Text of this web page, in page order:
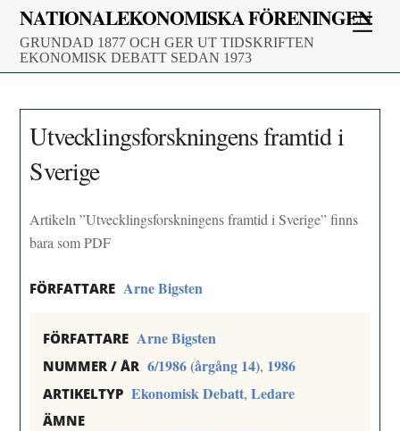
Skip
content
NATIONALEKONOMISKA FÖRENINGEN
GRUNDAD 1877 OCH GER UT TIDSKRIFTEN
EKONOMISK DEBATT SEDAN 1973
Utvecklingsforskningens framtid i
Sverige
Artikeln ”Utvecklingsforskningens framtid i Sverige” finns
bara som PDF
FÖRFATTARE Arne Bigsten
FÖRFATTARE Arne Bigsten
NUMMER / ÅR 6/1986 (årgång 14), 1986
ARTIKELTYP Ekonomisk Debatt,Ledare
ÄMNE